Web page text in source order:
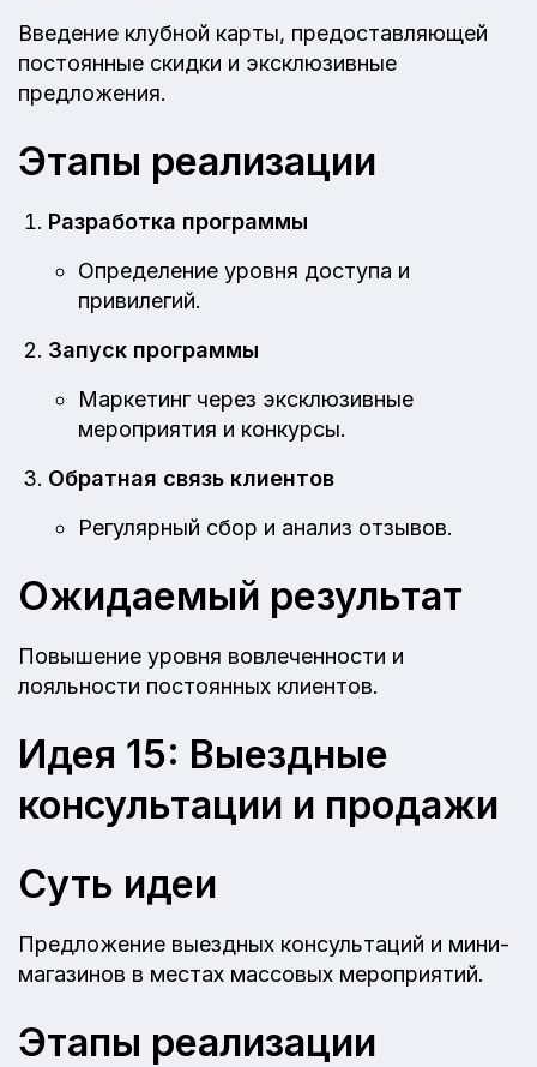
Введение клубной карты, предоставляющей
постоянные скидки и эксклюзивные
предложения.
Этапы реализации
Разработка программы
Определение уровня доступа и
привилегий.
Запуск программы
Маркетинг через эксклюзивные
мероприятия и конкурсы.
Обратная связь клиентов
Регулярный сбор и анализ отзывов.
Ожидаемый результат
Повышение уровня вовлеченности и
лояльности постоянных клиентов.
Идея 15: Выездные
консультации и продажи
Суть идеи
Предложение выездных консультаций и мини-
магазинов в местах массовых мероприятий.
Этапы реализации